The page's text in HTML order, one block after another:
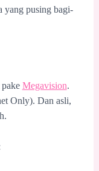
yang pusing bagi-
Megavision.
Only). Dan asli,